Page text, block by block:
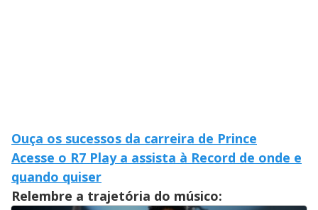
Ouça os sucessos da carreira de Prince
Acesse o R7 Play a assista à Record de onde e
quando quiser
Relembre a trajetória do músico: